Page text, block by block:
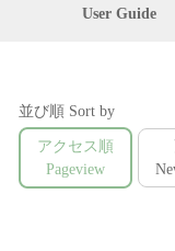
User Guide
並び順 Sort by
アクセス順
Pageview